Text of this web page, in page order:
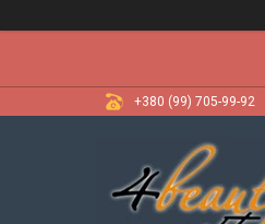
+380 (99) 705-99-92